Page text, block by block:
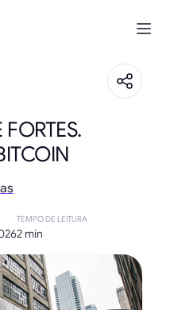
TEMPO DE LEITURA
2 min